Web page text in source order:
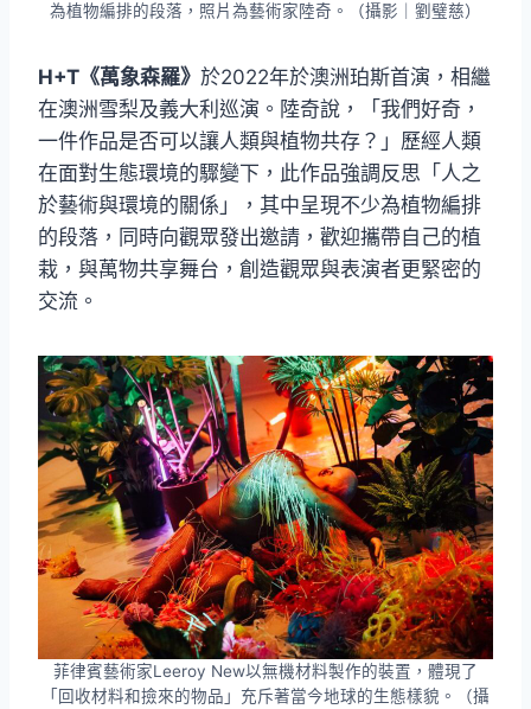
為植物編排的段落，照片為藝術家陸奇。（攝影｜劉璧慈）
H+T《萬象森羅》 於2022年於澳洲珀斯首演，相繼
在澳洲雪梨及義大利巡演。陸奇說，「我們好奇，
一件作品是否可以讓人類與植物共存？」歷經人類
在面對生態環境的驟變下，此作品強調反思「人之
於藝術與環境的關係」，其中呈現不少為植物編排
的段落，同時向觀眾發出邀請，歡迎攜帶自己的植
栽，與萬物共享舞台，創造觀眾與表演者更緊密的
交流。
菲律賓藝術家Leeroy New以無機材料製作的裝置，體現了
「回收材料和撿來的物品」充斥著當今地球的生態樣貌。（攝